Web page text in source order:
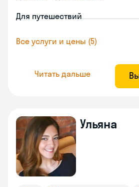
Для путешествий
Все услуги и цены (5)
Читать дальше
Ульяна